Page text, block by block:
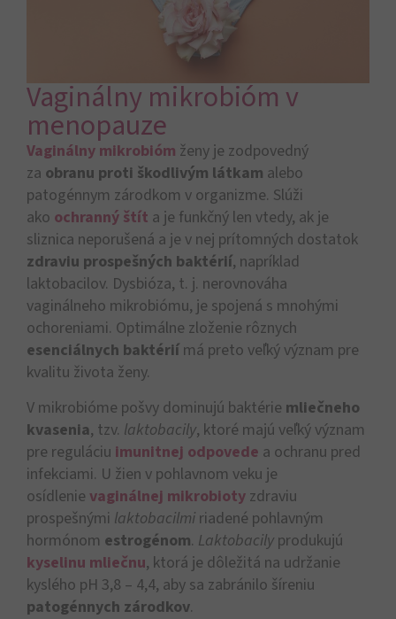
Vaginálny mikrobióm v
menopauze
Vaginálny mikrobióm ženy je zodpovedný
za obranu proti škodlivým látkam alebo
patogénnym zárodkom v organizme. Slúži
ako ochranný štít a je funkčný len vtedy, ak je
sliznica neporušená a je v nej prítomných dostatok
zdraviu prospešných baktérií, napríklad
laktobacilov. Dysbióza, t. j. nerovnováha
vaginálneho mikrobiómu, je spojená s mnohými
ochoreniami. Optimálne zloženie rôznych
esenciálnych baktérií má preto veľký význam pre
kvalitu života ženy.
V mikrobióme pošvy dominujú baktérie mliečneho
kvasenia, tzv. laktobacily, ktoré majú veľký význam
pre reguláciu imunitnej odpovede a ochranu pred
infekciami. U žien v pohlavnom veku je
osídlenie vaginálnej mikrobioty zdraviu
prospešnými laktobacilmi riadené pohlavným
hormónom estrogénom. Laktobacily produkujú
kyselinu mliečnu, ktorá je dôležitá na udržanie
kyslého pH 3,8 – 4,4, aby sa zabránilo šíreniu
patogénnych zárodkov.